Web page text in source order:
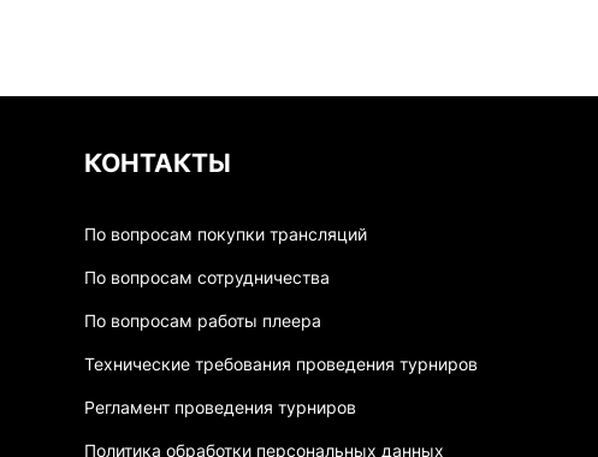
КОНТАКТЫ
По вопросам покупки трансляций
По вопросам сотрудничества
По вопросам работы плеера
Технические требования проведения турниров
Регламент проведения турниров
Политика обработки персональных данных